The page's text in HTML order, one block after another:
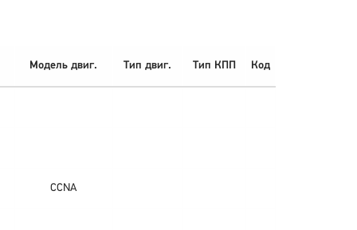
Модель двиг. Тип двиг. Тип КПП Код
CCNA